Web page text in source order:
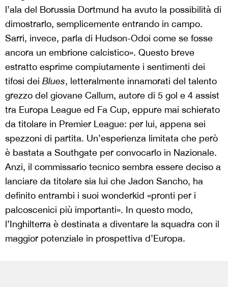
l’ala del Borussia Dortmund ha avuto la possibilità di
dimostrarlo, semplicemente entrando in campo.
Sarri, invece, parla di Hudson-Odoi come se fosse
ancora un embrione calcistico». Questo breve
estratto esprime compiutamente i sentimenti dei
tifosi dei Blues, letteralmente innamorati del talento
grezzo del giovane Callum, autore di 5 gol e 4 assist
tra Europa League ed Fa Cup, eppure mai schierato
da titolare in Premier League: per lui, appena sei
spezzoni di partita. Un’esperienza limitata che però
è bastata a Southgate per convocarlo in Nazionale.
Anzi, il commissario tecnico sembra essere deciso a
lanciare da titolare sia lui che Jadon Sancho, ha
definito entrambi i suoi wonderkid «pronti per i
palcoscenici più importanti». In questo modo,
l’Inghilterra è destinata a diventare la squadra con il
maggior potenziale in prospettiva d’Europa.